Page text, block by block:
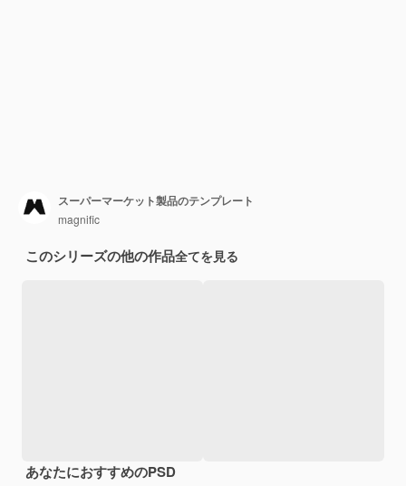
スーパーマーケット製品のテンプレート
magnific
このシリーズの他の作品全てを見る
あなたにおすすめのPSD